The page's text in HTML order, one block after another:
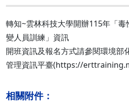
轉知~雲林科技大學開辦115年「
變人員訓練」資訊
開班資訊及報名方式請參閱環境部
管理資訊平臺(https://
相關附件：